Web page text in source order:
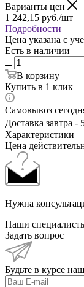
Варианты цен
1 242,15 руб./шт
Подробности
Цена указана с
Есть в наличии
В корзину
Купить в 1 клик
Самовывоз
Доставка завтра -
Характеристики
Цена
Нужна
Наши
Задать вопрос
Будьте в курсе